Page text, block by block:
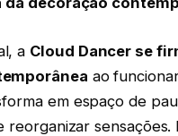
a Cloud Dancer se
ao
em espaço de
reorganizar sensações.